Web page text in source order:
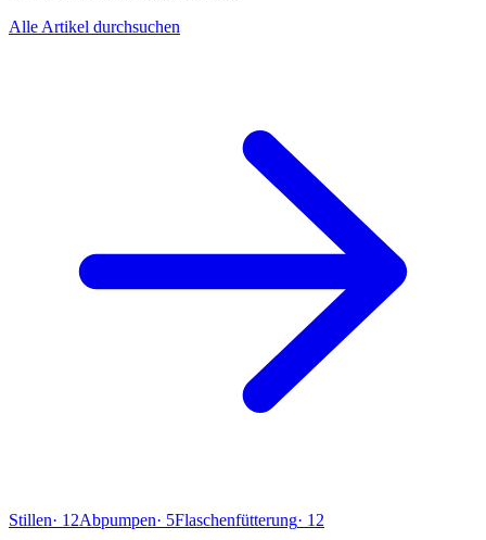
Alle Artikel durchsuchen
Stillen· 12Abpumpen· 5Flaschenfütterung· 12